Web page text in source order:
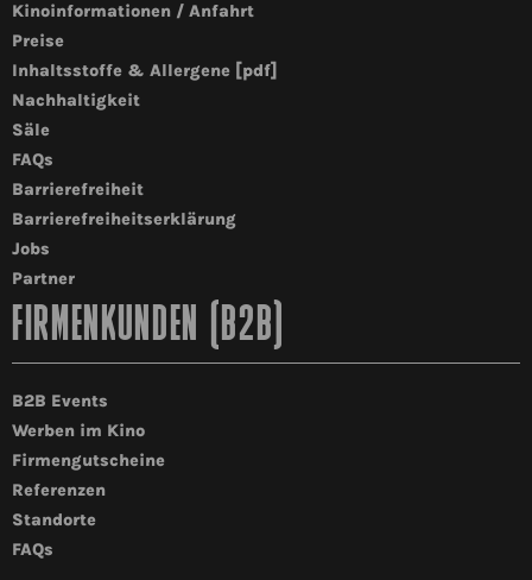
Kinoinformationen / Anfahrt
Preise
Inhaltsstoffe & Allergene [pdf]
Nachhaltigkeit
Säle
FAQs
Barrierefreiheit
Barrierefreiheitserklärung
Jobs
Partner
FIRMENKUNDEN (B2B)
B2B Events
Werben im Kino
Firmengutscheine
Referenzen
Standorte
FAQs